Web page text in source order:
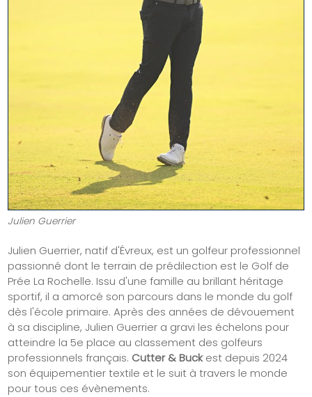
Julien Guerrier
Julien Guerrier, natif d'Évreux, est un golfeur professionnel
passionné dont le terrain de prédilection est le Golf de
Prée La Rochelle. Issu d'une famille au brillant héritage
sportif, il a amorcé son parcours dans le monde du golf
dès l'école primaire. Après des années de dévouement
à sa discipline, Julien Guerrier a gravi les échelons pour
atteindre la 5e place au classement des golfeurs
professionnels français. Cutter & Buckest depuis 2024
son équipementier textile et le suit à travers le monde
pour tous ces évènements.